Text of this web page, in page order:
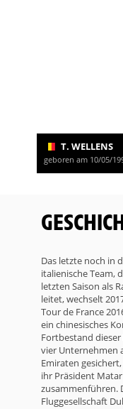
T. WELLENS
geboren am 10/05/
Das letzte noch in
italienische Team,
letzten Saison als
leitet, wechselt
Tour de France
ein chinesisches
Fortbestand
vier Unternehmen
Emiraten
ihr Präsident
zusammenführen.
Fluggesellschaft